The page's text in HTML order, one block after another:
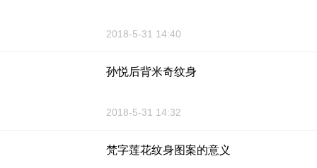
2018-5-31 14:40
孙悦后背米奇纹身
2018-5-31 14:32
梵字莲花纹身图案的意义